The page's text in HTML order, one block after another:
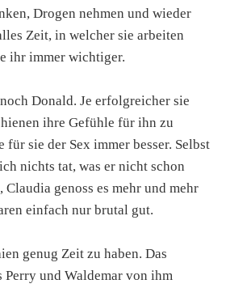
Drogen nehmen und wieder
Zeit, in welcher sie arbeiten
ihr immer wichtiger.
Donald. Je erfolgreicher sie
ihre Gefühle für ihn zu
für sie der Sex immer besser. Selbst
nichts tat, was er nicht schon
Claudia genoss es mehr und mehr
einfach nur brutal gut.
genug Zeit zu haben. Das
Perry und Waldemar von ihm